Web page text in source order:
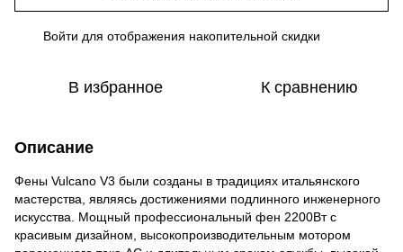
Войти для отображения накопительной скидки
В избранное К сравнению
Описание
Фены Vulcano V3 были созданы в традициях итальянского
мастерства, являясь достижениями подлинного инженерного
искусства. Мощный профессиональный фен 2200Вт с
красивым дизайном, высокопроизводительным мотором